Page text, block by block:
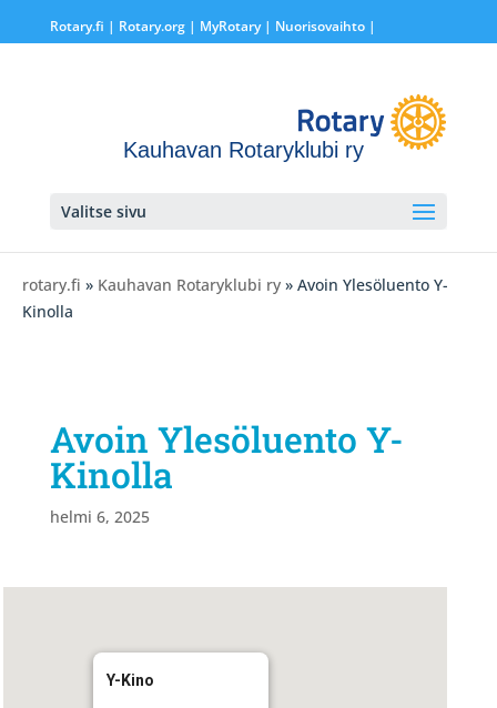
Rotary.fi | Rotary.org| MyRotary | Nuorisovaihto|
Kauhavan Rotaryklubi ry
Valitse sivu
rotary.fi » Kauhavan Rotaryklubi ry » Avoin Ylesöluento Y-
Kinolla
Avoin Ylesöluento Y-
Kinolla
helmi 6, 2025
Y-Kino